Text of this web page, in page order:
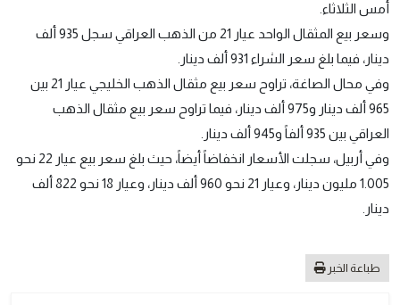
أمس الثلاثاء.
وسعر بيع المثقال الواحد عيار 21 من الذهب العراقي سجل 935 ألف
دينار، فيما بلغ سعر الشراء 931 ألف دينار.
وفي محال الصاغة، تراوح سعر بيع مثقال الذهب الخليجي عيار 21 بين
965 ألف دينار و975 ألف دينار، فيما تراوح سعر بيع مثقال الذهب
العراقي بين 935 ألفاً و945 ألف دينار.
وفي أربيل، سجلت الأسعار انخفاضاً أيضاً، حيث بلغ سعر بيع عيار 22 نحو
1.005 مليون دينار، وعيار 21 نحو 960 ألف دينار، وعيار 18 نحو 822 ألف
دينار.
طباعة الخبر